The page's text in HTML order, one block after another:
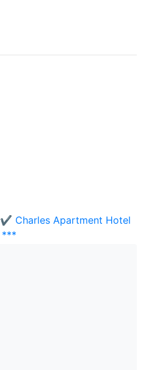
✔️ Charles Apartment Hotel
***